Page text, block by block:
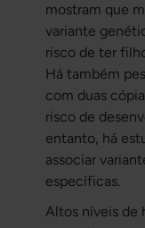
mostram que
variante
risco de ter
Há também
com duas
risco de
entanto, há
associar
específicas.
Altos níveis de